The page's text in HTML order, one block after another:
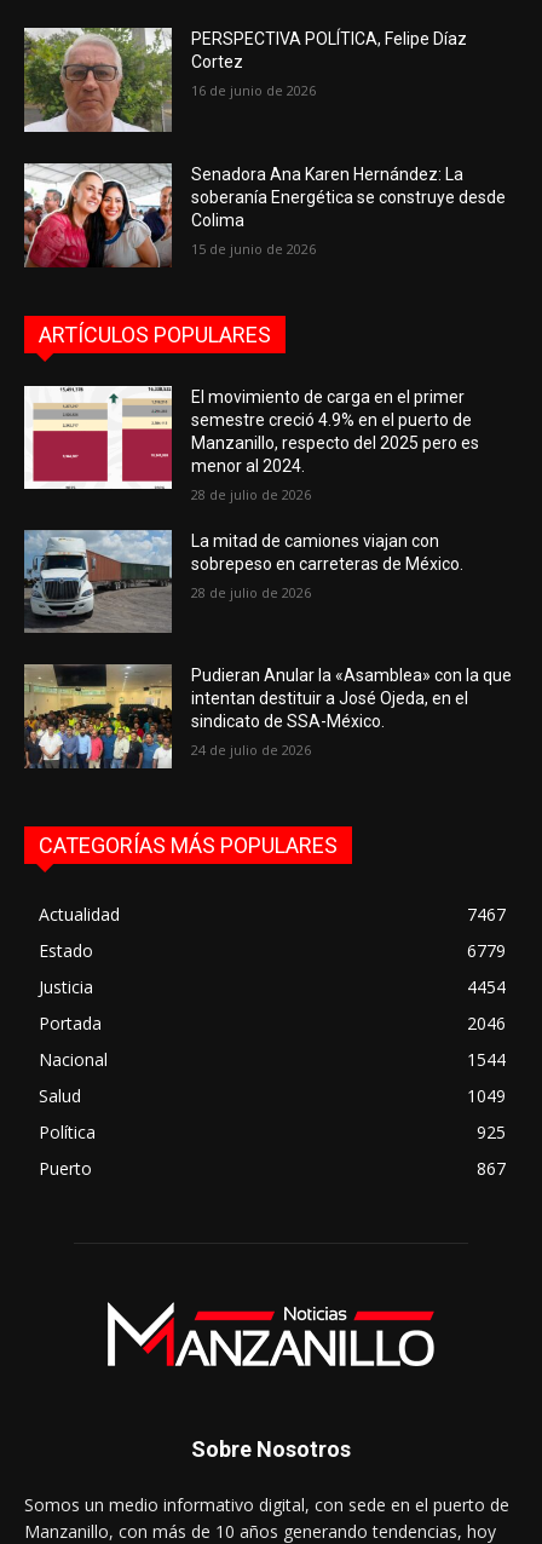
PERSPECTIVA POLÍTICA, Felipe Díaz
Cortez
16 de junio de 2026
Senadora Ana Karen Hernández: La
soberanía Energética se construye desde
Colima
15 de junio de 2026
ARTÍCULOS POPULARES
El movimiento de carga en el primer
semestre creció 4.9% en el puerto de
Manzanillo, respecto del 2025 pero es
menor al 2024.
28 de julio de 2026
La mitad de camiones viajan con
sobrepeso en carreteras de México.
28 de julio de 2026
Pudieran Anular la «Asamblea» con la que
intentan destituir a José Ojeda, en el
sindicato de SSA-México.
24 de julio de 2026
CATEGORÍAS MÁS POPULARES
Actualidad
7467
Estado
6779
Justicia
4454
Portada
2046
Nacional
1544
Salud
1049
Política
925
Puerto
867
Sobre Nosotros
Somos un medio informativo digital, con sede en el puerto de
Manzanillo, con más de 10 años generando tendencias, hoy